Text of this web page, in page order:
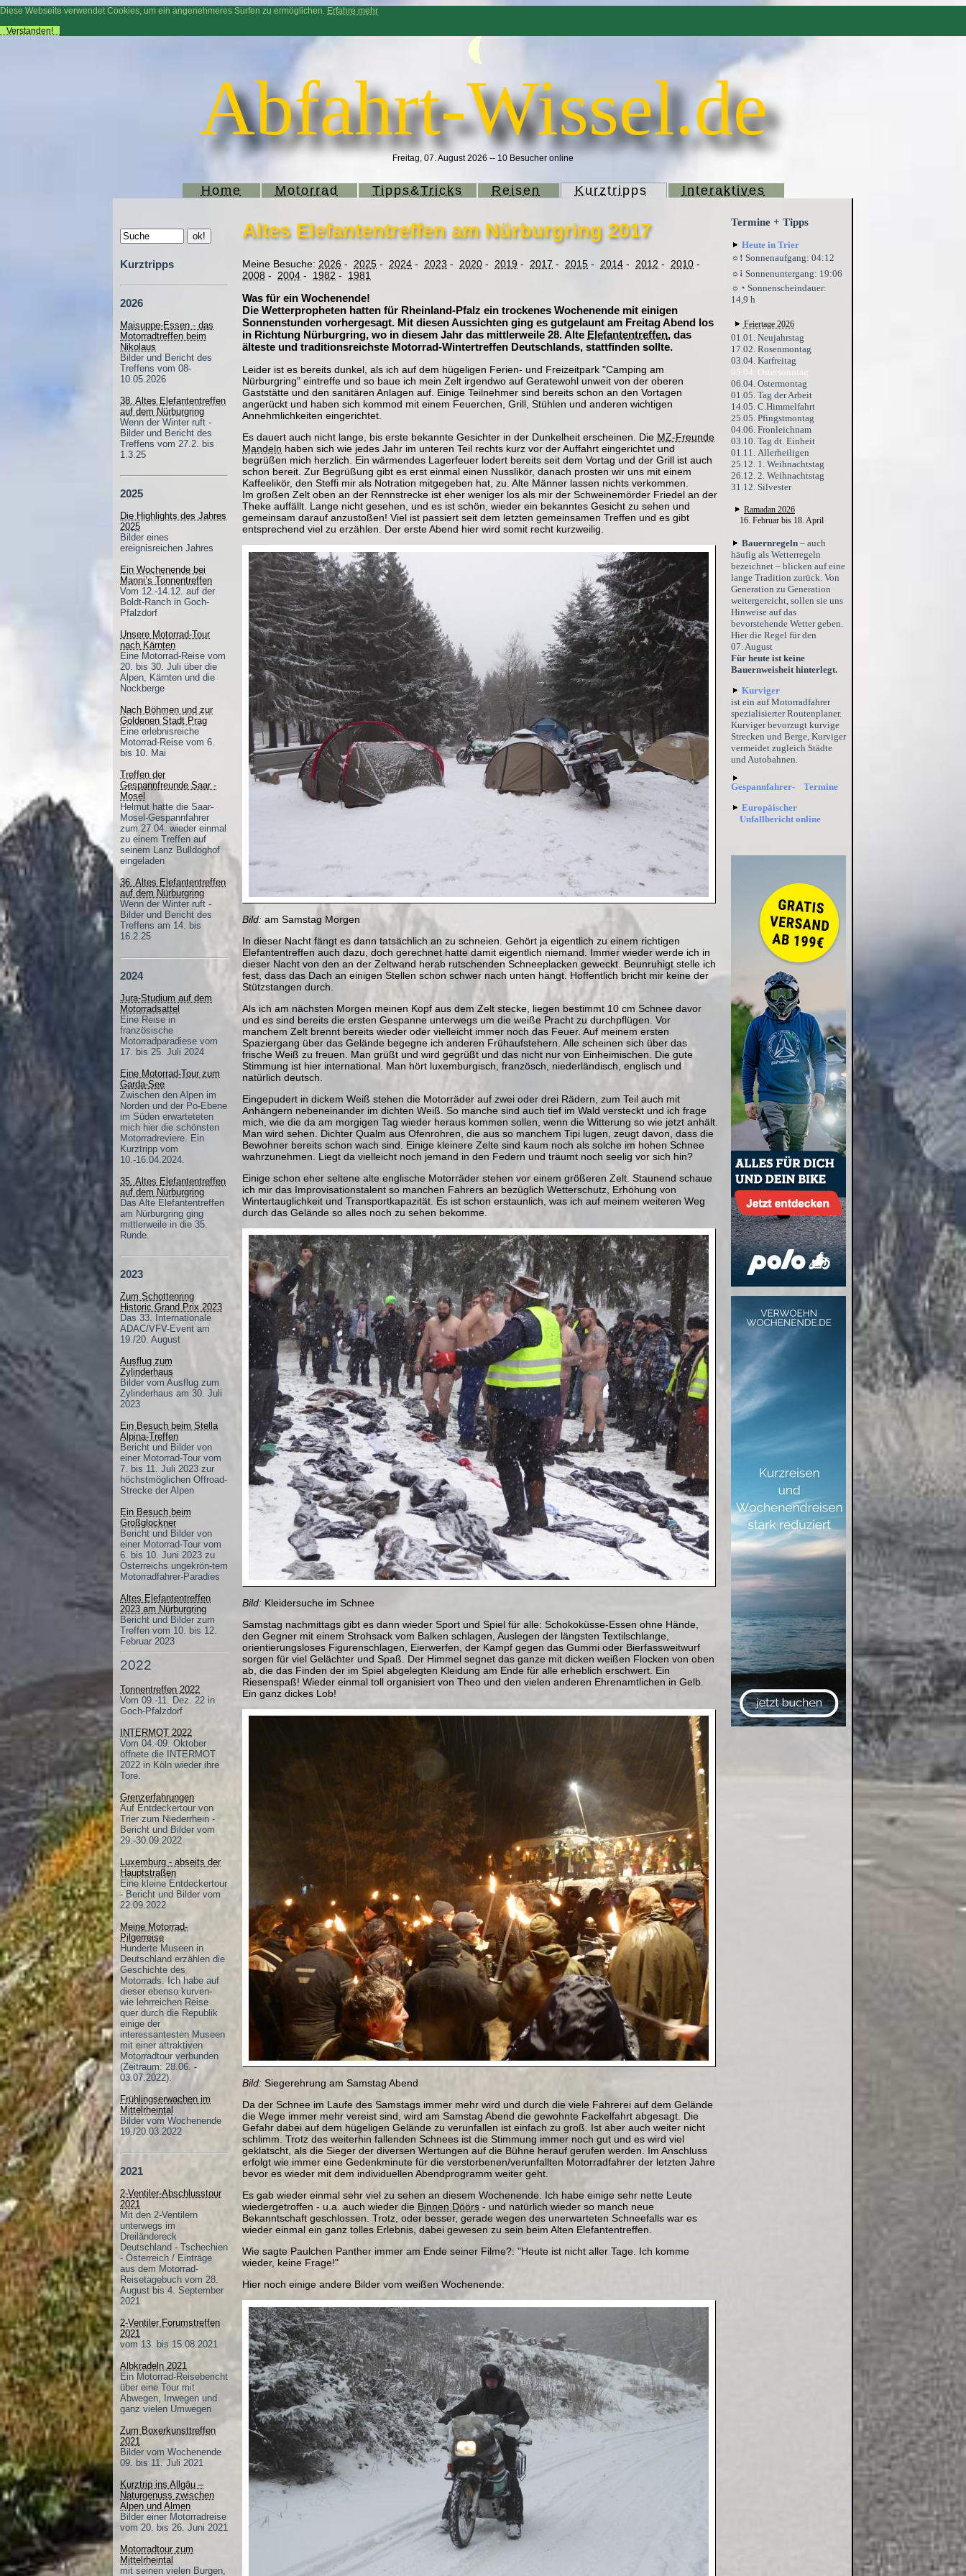
Diese Webseite verwendet Cookies, um ein angenehmeres Surfen zu ermöglichen. Erfahre mehr
Verstanden!
Abfahrt-Wissel.de
Freitag, 07. August 2026 -- 10 Besucher online
Home Motorrad Tipps&Tricks Reisen Kurztripps Interaktives
Kurztripps
2026
Maisuppe-Essen - das
Motorradtreffen beim
Nikolaus
Bilder und Bericht des
Treffens vom 08-
10.05.2026
38. Altes Elefantentreffen
auf dem Nürburgring
Wenn der Winter ruft -
Bilder und Bericht des
Treffens vom 27.2. bis
1.3.25
2025
Die Highlights des Jahres
2025
Bilder eines
ereignisreichen Jahres
Ein Wochenende bei
Manni’s Tonnentreffen
Vom 12.-14.12. auf der
Boldt-Ranch in Goch-
Pfalzdorf
Unsere Motorrad-Tour
nach Kärnten
Eine Motorrad-Reise vom
20. bis 30. Juli über die
Alpen, Kärnten und die
Nockberge
Nach Böhmen und zur
Goldenen Stadt Prag
Eine erlebnisreiche
Motorrad-Reise vom 6.
bis 10. Mai
Treffen der
Gespannfreunde Saar -
Mosel
Helmut hatte die Saar-
Mosel-Gespannfahrer
zum 27.04. wieder einmal
zu einem Treffen auf
seinem Lanz Bulldoghof
eingeladen
36. Altes Elefantentreffen
auf dem Nürburgring
Wenn der Winter ruft -
Bilder und Bericht des
Treffens am 14. bis
16.2.25
2024
Jura-Studium auf dem
Motorradsattel
Eine Reise in
französische
Motorradparadiese vom
17. bis 25. Juli 2024
Eine Motorrad-Tour zum
Garda-See
Zwischen den Alpen im
Norden und der Po-Ebene
im Süden erwarteteten
mich hier die schönsten
Motorradreviere. Ein
Kurztripp vom
10.-16.04.2024.
35. Altes Elefantentreffen
auf dem Nürburgring
Das Alte Elefantentreffen
am Nürburgring ging
mittlerweile in die 35.
Runde.
2023
Zum Schottenring
Historic Grand Prix 2023
Das 33. Internationale
ADAC/VFV-Event am
19./20. August
Ausflug zum
Zylinderhaus
Bilder vom Ausflug zum
Zylinderhaus am 30. Juli
2023
Ein Besuch beim Stella
Alpina-Treffen
Bericht und Bilder von
einer Motorrad-Tour vom
7. bis 11. Juli 2023 zur
höchstmöglichen Offroad-
Strecke der Alpen
Ein Besuch beim
Großglockner
Bericht und Bilder von
einer Motorrad-Tour vom
6. bis 10. Juni 2023 zu
Österreichs ungekrön-tem
Motorradfahrer-Paradies
Altes Elefantentreffen
2023 am Nürburgring
Bericht und Bilder zum
Treffen vom 10. bis 12.
Februar 2023
2022
Tonnentreffen 2022
Vom 09.-11. Dez. 22 in
Goch-Pfalzdorf
INTERMOT 2022
Vom 04.-09. Oktober
öffnete die INTERMOT
2022 in Köln wieder ihre
Tore.
Grenzerfahrungen
Auf Entdeckertour von
Trier zum Niederrhein -
Bericht und Bilder vom
29.-30.09.2022
Luxemburg - abseits der
Hauptstraßen
Eine kleine Entdeckertour
- Bericht und Bilder vom
22.09.2022
Meine Motorrad-
Pilgerreise
Hunderte Museen in
Deutschland erzählen die
Geschichte des
Motorrads. Ich habe auf
dieser ebenso kurven-
wie lehrreichen Reise
quer durch die Republik
einige der
interessantesten Museen
mit einer attraktiven
Motorradtour verbunden
(Zeitraum: 28.06. -
03.07.2022).
Frühlingserwachen im
Mittelrheintal
Bilder vom Wochenende
19./20.03.2022
2021
2-Ventiler-Abschlusstour
2021
Mit den 2-Ventilern
unterwegs im
Dreiländereck
Deutschland - Tschechien
- Österreich / Einträge
aus dem Motorrad-
Reisetagebuch vom 28.
August bis 4. September
2021
2-Ventiler Forumstreffen
2021
vom 13. bis 15.08.2021
Albkradeln 2021
Ein Motorrad-Reisebericht
über eine Tour mit
Abwegen, Irrwegen und
ganz vielen Umwegen
Zum Boxerkunsttreffen
2021
Bilder vom Wochenende
09. bis 11. Juli 2021
Kurztrip ins Allgäu –
Naturgenuss zwischen
Alpen und Almen
Bilder einer Motorradreise
vom 20. bis 26. Juni 2021
Motorradtour zum
Mittelrheintal
mit seinen vielen Burgen,
Altes Elefantentreffen am Nürburgring 2017
Meine Besuche: 2026 - 2025 - 2024 - 2023 - 2020 - 2019 - 2017 - 2015 - 2014 - 2012 - 2010 -
2008 - 2004 - 1982 - 1981
Was für ein Wochenende!
Die Wetterpropheten hatten für Rheinland-Pfalz ein trockenes Wochenende mit einigen
Sonnenstunden vorhergesagt. Mit diesen Aussichten ging es gutgelaunt am Freitag Abend los
in Richtung Nürburgring, wo in diesem Jahr das mittlerweile 28. Alte Elefantentreffen, das
älteste und traditionsreichste Motorrad-Wintertreffen Deutschlands, stattfinden sollte.
Leider ist es bereits dunkel, als ich auf dem hügeligen Ferien- und Freizeitpark "Camping am
Nürburgring" eintreffe und so baue ich mein Zelt irgendwo auf Geratewohl unweit von der oberen
Gaststätte und den sanitären Anlagen auf. Einige Teilnehmer sind bereits schon an den Vortagen
angerückt und haben sich kommod mit einem Feuerchen, Grill, Stühlen und anderen wichtigen
Annehmlichkeiten eingerichtet.
Es dauert auch nicht lange, bis erste bekannte Gesichter in der Dunkelheit erscheinen. Die MZ-Freunde
Mandeln haben sich wie jedes Jahr im unteren Teil rechts kurz vor der Auffahrt eingerichtet und
begrüßen mich herzlich. Ein wärmendes Lagerfeuer lodert bereits seit dem Vortag und der Grill ist auch
schon bereit. Zur Begrüßung gibt es erst einmal einen Nusslikör, danach prosten wir uns mit einem
Kaffeelikör, den Steffi mir als Notration mitgegeben hat, zu. Alte Männer lassen nichts verkommen.
Im großen Zelt oben an der Rennstrecke ist eher weniger los als mir der Schweinemörder Friedel an der
Theke auffällt. Lange nicht gesehen, und es ist schön, wieder ein bekanntes Gesicht zu sehen und
gemeinsam darauf anzustoßen! Viel ist passiert seit dem letzten gemeinsamen Treffen und es gibt
entsprechend viel zu erzählen. Der erste Abend hier wird somit recht kurzweilig.
Bild: am Samstag Morgen
In dieser Nacht fängt es dann tatsächlich an zu schneien. Gehört ja eigentlich zu einem richtigen
Elefantentreffen auch dazu, doch gerechnet hatte damit eigentlich niemand. Immer wieder werde ich in
dieser Nacht von den an der Zeltwand herab rutschenden Schneeplacken geweckt. Beunruhigt stelle ich
fest, dass das Dach an einigen Stellen schon schwer nach unten hängt. Hoffentlich bricht mir keine der
Stützstangen durch.
Als ich am nächsten Morgen meinen Kopf aus dem Zelt stecke, liegen bestimmt 10 cm Schnee davor
und es sind bereits die ersten Gespanne unterwegs um die weiße Pracht zu durchpflügen. Vor
manchem Zelt brennt bereits wieder oder vielleicht immer noch das Feuer. Auf meinem ersten
Spaziergang über das Gelände begegne ich anderen Frühaufstehern. Alle scheinen sich über das
frische Weiß zu freuen. Man grüßt und wird gegrüßt und das nicht nur von Einheimischen. Die gute
Stimmung ist hier international. Man hört luxemburgisch, französch, niederländisch, englisch und
natürlich deutsch.
Eingepudert in dickem Weiß stehen die Motorräder auf zwei oder drei Rädern, zum Teil auch mit
Anhängern nebeneinander im dichten Weiß. So manche sind auch tief im Wald versteckt und ich frage
mich, wie die da am morgigen Tag wieder heraus kommen sollen, wenn die Witterung so wie jetzt anhält.
Man wird sehen. Dichter Qualm aus Ofenrohren, die aus so manchem Tipi lugen, zeugt davon, dass die
Bewohner bereits schon wach sind. Einige kleinere Zelte sind kaum noch als solche im hohen Schnee
wahrzunehmen. Liegt da vielleicht noch jemand in den Federn und träumt noch seelig vor sich hin?
Einige schon eher seltene alte englische Motorräder stehen vor einem größeren Zelt. Staunend schaue
ich mir das Improvisationstalent so manchen Fahrers an bezüglich Wetterschutz, Erhöhung von
Wintertauglichkeit und Transportkapazität. Es ist schon erstaunlich, was ich auf meinem weiteren Weg
durch das Gelände so alles noch zu sehen bekomme.
Bild: Kleidersuche im Schnee
Samstag nachmittags gibt es dann wieder Sport und Spiel für alle: Schokoküsse-Essen ohne Hände,
den Gegner mit einem Strohsack vom Balken schlagen, Auslegen der längsten Textilschlange,
orientierungsloses Figurenschlagen, Eierwerfen, der Kampf gegen das Gummi oder Bierfassweitwurf
sorgen für viel Gelächter und Spaß. Der Himmel segnet das ganze mit dicken weißen Flocken von oben
ab, die das Finden der im Spiel abgelegten Kleidung am Ende für alle erheblich erschwert. Ein
Riesenspaß! Wieder einmal toll organisiert von Theo und den vielen anderen Ehrenamtlichen in Gelb.
Ein ganz dickes Lob!
Bild: Siegerehrung am Samstag Abend
Da der Schnee im Laufe des Samstags immer mehr wird und durch die viele Fahrerei auf dem Gelände
die Wege immer mehr vereist sind, wird am Samstag Abend die gewohnte Fackelfahrt abgesagt. Die
Gefahr dabei auf dem hügeligen Gelände zu verunfallen ist einfach zu groß. Ist aber auch weiter nicht
schlimm. Trotz des weiterhin fallenden Schnees ist die Stimmung immer noch gut und es wird viel
geklatscht, als die Sieger der diversen Wertungen auf die Bühne herauf gerufen werden. Im Anschluss
erfolgt wie immer eine Gedenkminute für die verstorbenen/verunfallten Motorradfahrer der letzten Jahre
bevor es wieder mit dem individuellen Abendprogramm weiter geht.
Es gab wieder einmal sehr viel zu sehen an diesem Wochenende. Ich habe einige sehr nette Leute
wiedergetroffen - u.a. auch wieder die Binnen Döörs - und natürlich wieder so manch neue
Bekanntschaft geschlossen. Trotz, oder besser, gerade wegen des unerwarteten Schneefalls war es
wieder einmal ein ganz tolles Erlebnis, dabei gewesen zu sein beim Alten Elefantentreffen.
Wie sagte Paulchen Panther immer am Ende seiner Filme?: "Heute ist nicht aller Tage. Ich komme
wieder, keine Frage!"
Hier noch einige andere Bilder vom weißen Wochenende:
Termine + Tipps
Heute in Trier
☼⭫ Sonnenaufgang: 04:12
☼⭭ Sonnenuntergang: 19:06
☼◔ Sonnenscheindauer:
14,9 h
Feiertage 2026
01.01. Neujahrstag
17.02. Rosenmontag
03.04. Karfreitag
05.04. Ostersonntag
06.04. Ostermontag
01.05. Tag der Arbeit
14.05. C.Himmelfahrt
25.05. Pfingstmontag
04.06. Fronleichnam
03.10. Tag dt. Einheit
01.11. Allerheiligen
25.12. 1. Weihnachtstag
26.12. 2. Weihnachtstag
31.12. Silvester
Ramadan 2026
16. Februar bis 18. April
Bauernregeln – auch
häufig als Wetterregeln
bezeichnet – blicken auf eine
lange Tradition zurück. Von
Generation zu Generation
weitergereicht, sollen sie uns
Hinweise auf das
bevorstehende Wetter geben.
Hier die Regel für den
07. August
Für heute ist keine
Bauernweisheit hinterlegt.
Kurviger
ist ein auf Motorradfahrer
spezialisierter Routenplaner.
Kurviger bevorzugt kurvige
Strecken und Berge, Kurviger
vermeidet zugleich Städte
und Autobahnen.
Gespannfahrer- Termine
Europäischer
Unfallbericht online